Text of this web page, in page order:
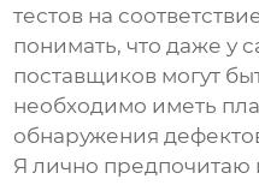
тестов на
понимать, что даже у
поставщиков могут
необходимо иметь
обнаружения
Я лично предпочитаю